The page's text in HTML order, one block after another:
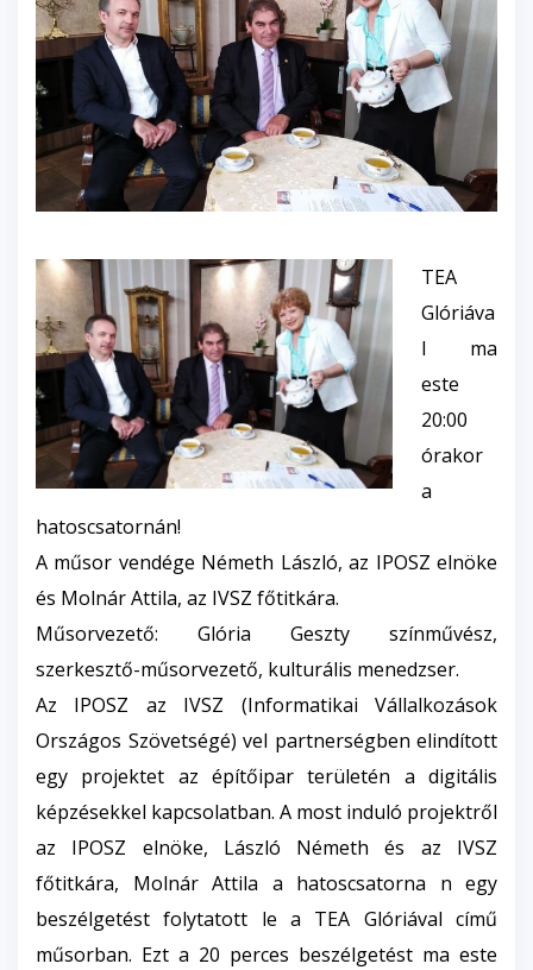
TEA
Glóriáva
l ma
este
20:00
órakor
a
hatoscsatornán!
A műsor vendége Németh László, az IPOSZ elnöke
és Molnár Attila, az IVSZ főtitkára.
Műsorvezető: Glória Geszty színművész,
szerkesztő-műsorvezető, kulturális menedzser.
Az IPOSZ az IVSZ (Informatikai Vállalkozások
Országos Szövetségé) vel partnerségben elindított
egy projektet az építőipar területén a digitális
képzésekkel kapcsolatban. A most induló projektről
az IPOSZ elnöke, László Németh és az IVSZ
főtitkára, Molnár Attila a hatoscsatorna n egy
beszélgetést folytatott le a TEA Glóriával című
műsorban. Ezt a 20 perces beszélgetést ma este